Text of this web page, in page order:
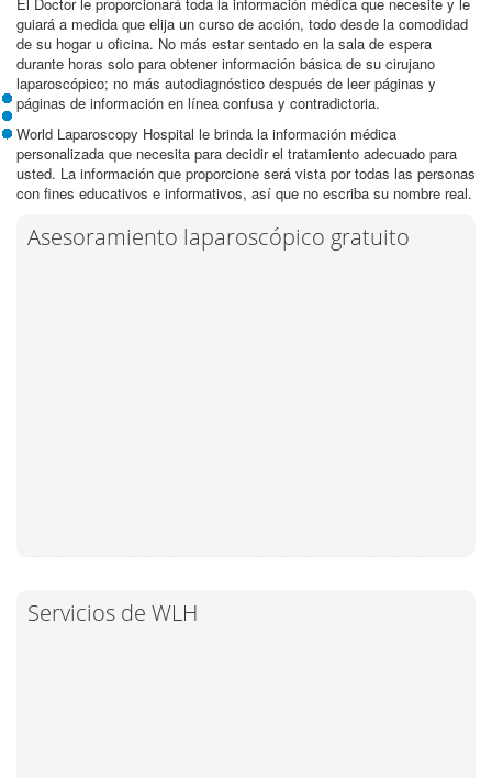
guiará a medida que elija un curso de acción, todo desde la comodidad
de su hogar u oficina. No más estar sentado en la sala de espera
durante horas solo para obtener información básica de su cirujano
laparoscópico; no más autodiagnóstico después de leer páginas y
páginas de información en línea confusa y contradictoria.
World Laparoscopy Hospital le brinda la información médica
personalizada que necesita para decidir el tratamiento adecuado para
usted. La información que proporcione será vista por todas las personas
con fines educativos e informativos, así que no escriba su nombre real.
Asesoramiento laparoscópico gratuito
Servicios de WLH